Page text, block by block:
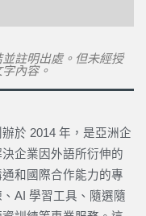
註明出處。但未經授
內容。
於 2014 年，是亞洲企
企業因外語所衍伸的
和國際合作能力的專
AI 學習工具、隨選隨